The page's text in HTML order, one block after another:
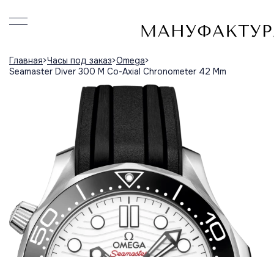
Главная Часы под заказ Omega
Seamaster Diver 300 M Co-Axial Chronometer 42 Mm